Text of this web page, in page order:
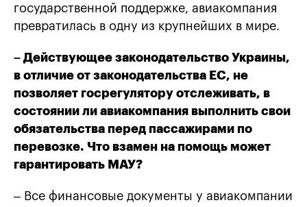
государственной поддержке, авиакомпания
превратилась в одну из крупнейших в мире.
– Действующее законодательство Украины,
в отличие от законодательства ЕС, не
позволяет госрегулятору отслеживать, в
состоянии ли авиакомпания выполнить свои
обязательства перед пассажирами по
перевозке. Что взамен на помощь может
гарантировать МАУ?
– Все финансовые документы у авиакомпании